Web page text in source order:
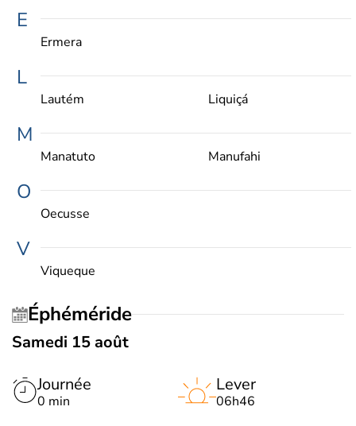
E
Ermera
L
Lautém Liquiçá
M
Manatuto Manufahi
O
Oecusse
V
Viqueque
Éphéméride
Samedi 15 août
Journée
0 min
Lever
06h46